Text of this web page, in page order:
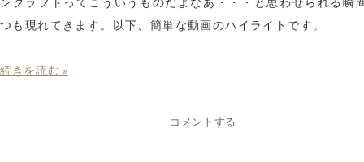
つも現れてきます。以下、簡単な動画のハイライトです。
続きを読む »
コメントする